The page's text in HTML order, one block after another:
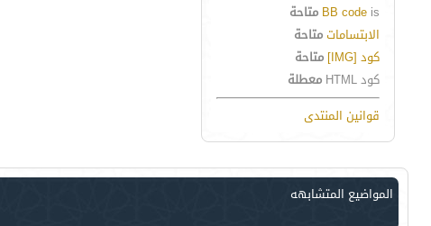
BB code is
متاحة
الابتساماتمتاحة
كود [IMG]
متاحة
كود HTML
معطلة
قوانين المنتدى
المواضيع المتشابهه